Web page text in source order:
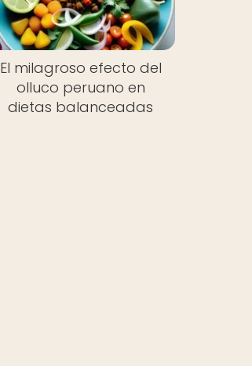
El milagroso efecto del
olluco peruano en
dietas balanceadas